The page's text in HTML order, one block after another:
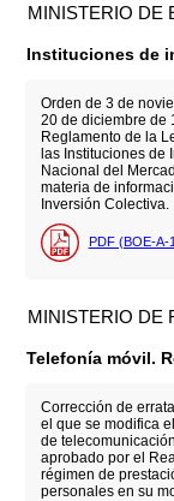
MINISTERIO DE
Instituciones de
Orden de 3 de
20 de diciembre de
Reglamento de la
las Instituciones de
Nacional del
materia de
Inversión Colectiva.
PDF (BOE-A-
MINISTERIO DE
Telefonía móvil.
Corrección de
el que se modifica
de
aprobado por el
régimen de
personales en su